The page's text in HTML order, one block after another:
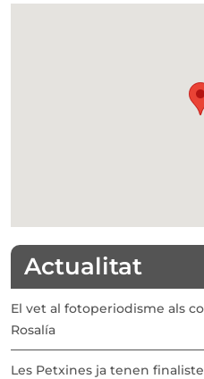
Actualitat
El vet al fotoperiodisme als
Rosalía
Les Petxines ja tenen